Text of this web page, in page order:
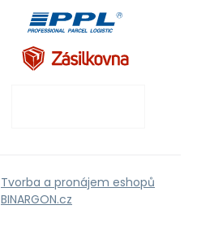
Tvorba a pronájem eshopů
BINARGON.cz